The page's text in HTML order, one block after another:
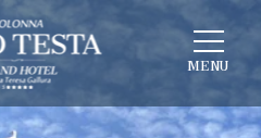
MENU